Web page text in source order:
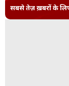
सबसे तेज़ ख़बरों के